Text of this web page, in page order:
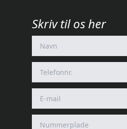
Skriv til os her